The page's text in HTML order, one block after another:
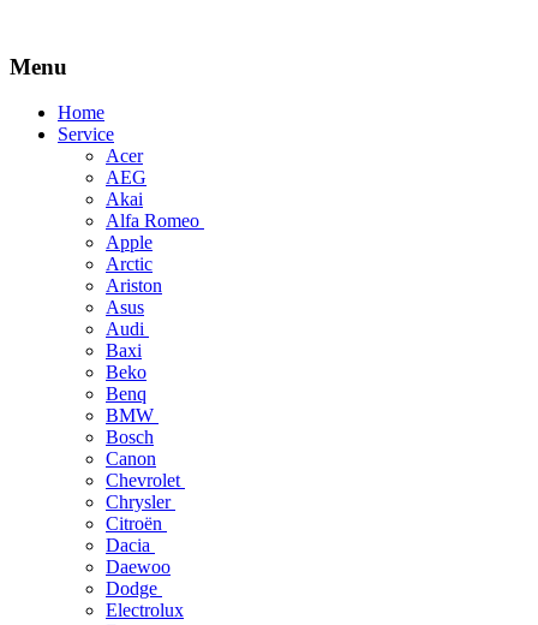
Menu
Skip
Home
Service
Acer
AEG
Akai
Alfa Romeo
Apple
Arctic
Ariston
Asus
Audi
Baxi
Beko
Benq
BMW
Bosch
Canon
Chevrolet
Chrysler
Citroën
Dacia
Daewoo
Dodge
Electrolux